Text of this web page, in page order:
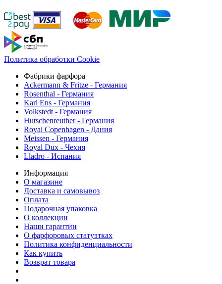
Политика обработки Cookie
Фабрики фарфора
Ackermann & Fritze - Германия
Rosenthal - Германия
Karl Ens - Германия
Volkstedt - Германия
Hutschenreuther - Германия
Royal Copenhagen - Дания
Meissen - Германия
Royal Dux - Чехия
Lladro - Испания
Информация
О магазине
Доставка и самовывоз
Оплата
Подарочная упаковка
О коллекции
Наши гарантии
О фарфоровых статуэтках
Политика конфиденциальности
Как купить
Возврат товара